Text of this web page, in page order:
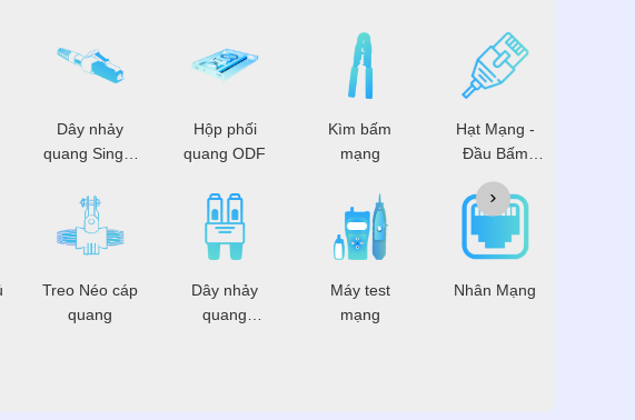
Dây nhảy
quang Single
Treo Néo cáp
quang
Hộp phối
quang ODF
Dây nhảy
quang
Kìm bấm
mạng
Máy test
mạng
Hạt Mạng -
Đầu Bấm
Nhân Mạng